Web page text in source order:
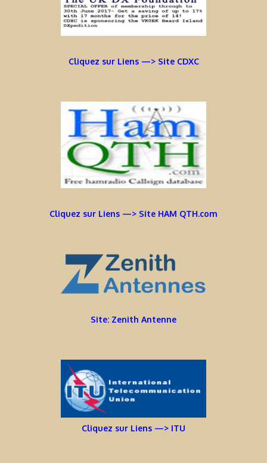
Cliquez sur Liens —> Site CDXC
Cliquez sur Liens —> Site HAM QTH.com
Site: Zenith Antenne
Cliquez sur Liens —> ITU